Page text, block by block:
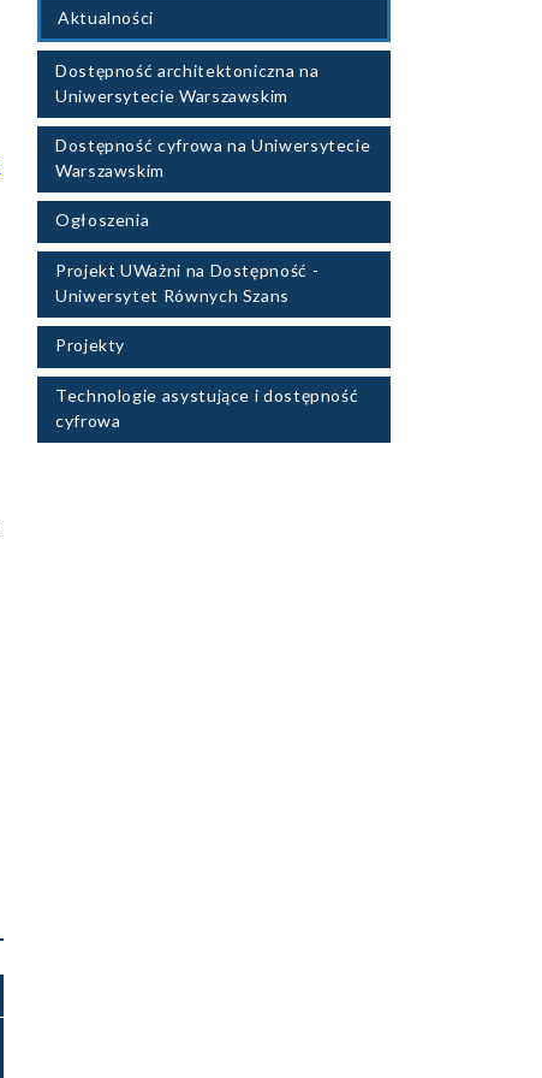
Aktualności
Dostępność architektoniczna na
Uniwersytecie Warszawskim
Dostępność cyfrowa na Uniwersytecie
Warszawskim
Ogłoszenia
Projekt UWażni na Dostępność -
Uniwersytet Równych Szans
Projekty
Technologie asystujące i dostępność
cyfrowa